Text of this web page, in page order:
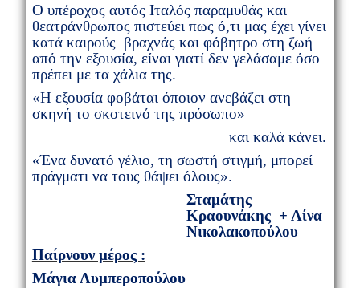
Ο υπέροχος αυτός Ιταλός παραμυθάς και
θεατράνθρωπος πιστεύει πως ό,τι μας έχει γίνει
κατά καιρούς βραχνάς και φόβητρο στη ζωή
από την εξουσία, είναι γιατί δεν γελάσαμε όσο
πρέπει με τα χάλια της.
«Η εξουσία φοβάται όποιον ανεβάζει στη
σκηνή το σκοτεινό της πρόσωπο»
και καλά κάνει.
«Ένα δυνατό γέλιο, τη σωστή στιγμή, μπορεί
πράγματι να τους θάψει όλους».
Σταμάτης
Κραουνάκης + Λίνα
Νικολακοπούλου
Παίρνουν μέρος :
Μάγια Λυμπεροπούλου